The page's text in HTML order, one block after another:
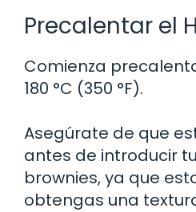
Precalentar el
Comienza
180 °C (350 °F).
Asegúrate de que
antes de introducir
brownies, ya que
obtengas una